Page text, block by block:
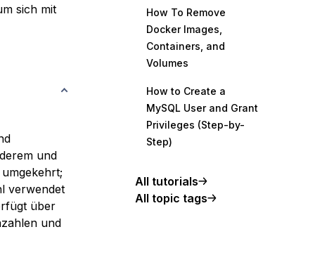
sich mit
und
verwendet
über
und
How To Remove
Docker Images,
Containers, and
Volumes
How to Create a
MySQL User and Grant
Privileges (Step-by-
Step)
All tutorials
All topic tags